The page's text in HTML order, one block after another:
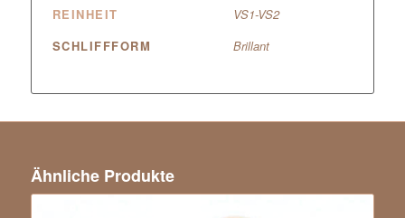
REINHEIT
VS1-VS2
SCHLIFFFORM
Brillant
Ähnliche Produkte